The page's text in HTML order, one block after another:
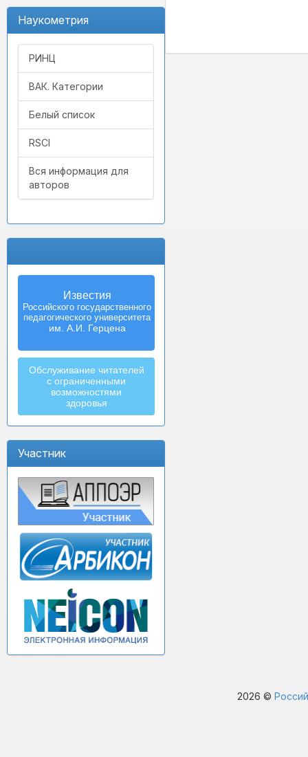
Наукометрия
РИНЦ
ВАК. Категории
Белый список
RSCI
Вся информация для
авторов
Известия
Российского государственного
педагогического университета
им. А.И. Герцена
Izvestia:
Herzen University
Journal of
Humanities & Sciences
Обслуживание читателей
с ограниченными
возможностями
здоровья
Участник
2026 ©